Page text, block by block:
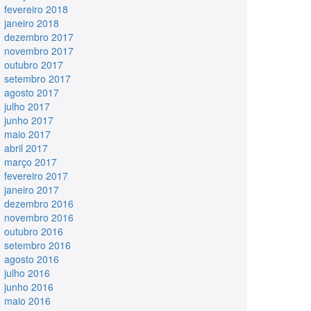
fevereiro 2018
janeiro 2018
dezembro 2017
novembro 2017
outubro 2017
setembro 2017
agosto 2017
julho 2017
junho 2017
maio 2017
abril 2017
março 2017
fevereiro 2017
janeiro 2017
dezembro 2016
novembro 2016
outubro 2016
setembro 2016
agosto 2016
julho 2016
junho 2016
maio 2016